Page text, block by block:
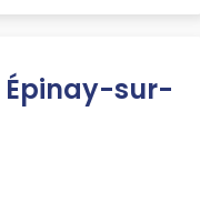
sur-